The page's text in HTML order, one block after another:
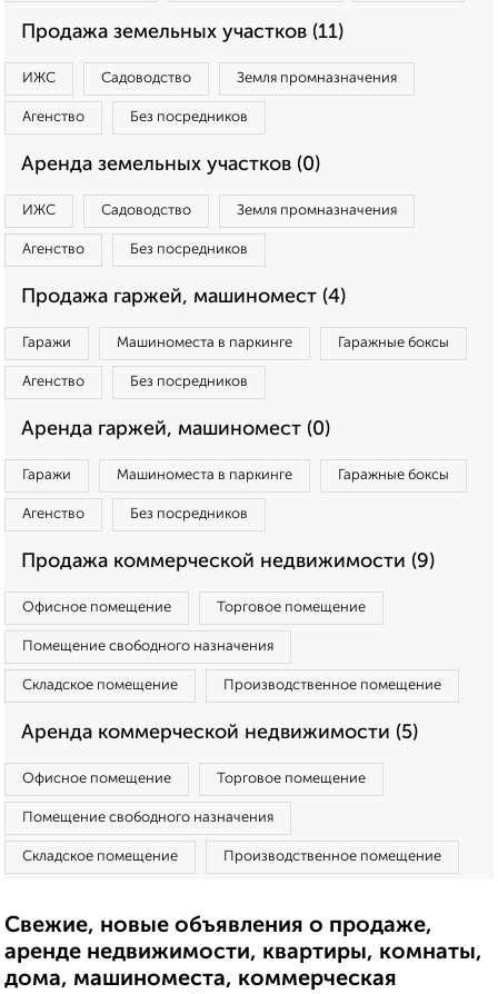
Продажа земельных участков (11)
ИЖС Садоводство Земля промназначения
Агенство Без посредников
Аренда земельных участков (0)
ИЖС Садоводство Земля промназначения
Агенство Без посредников
Продажа гаржей, машиномест (4)
Гаражи Машиноместа в паркинге Гаражные боксы
Агенство Без посредников
Аренда гаржей, машиномест (0)
Гаражи Машиноместа в паркинге Гаражные боксы
Агенство Без посредников
Продажа коммерческой недвижимости (9)
Офисное помещение Торговое помещение
Помещение свободного назначения
Складское помещение Производственное помещение
Аренда коммерческой недвижимости (5)
Офисное помещение Торговое помещение
Помещение свободного назначения
Складское помещение Производственное помещение
Свежие, новые объявления о продаже,
аренде недвижимости, квартиры, комнаты,
дома, машиноместа, коммерческая